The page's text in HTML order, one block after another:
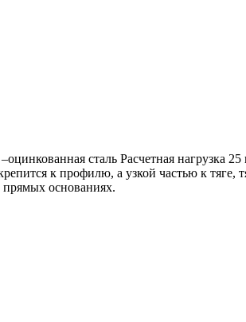
сталь Расчетная нагрузка
к профилю, а узкой частью к тяге,
прямых основаниях.